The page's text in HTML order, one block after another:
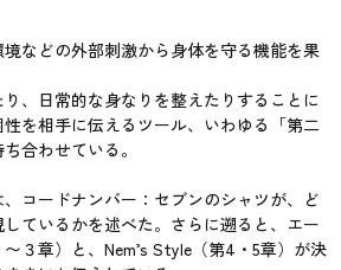
などの外部刺激から身体を守る機能を果
、日常的な身なりを整えたりすることに
を相手に伝えるツール、いわゆる「第二
合わせている。
コードナンバー：セブンのシャツが、ど
ているかを述べた。さらに遡ると、エー
３章）と、Nem’s Style（第4・5章）が決